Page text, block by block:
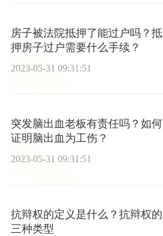
房子被法院抵押了能过户吗？抵
押房子过户需要什么手续？
2023-05-31 09:31:51
突发脑出血老板有责任吗？如何
证明脑出血为工伤？
2023-05-31 09:31:51
抗辩权的定义是什么？抗辩权的
三种类型